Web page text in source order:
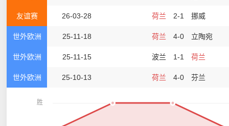
友谊赛 26-03-28 荷兰 2-1 挪威
世外欧洲 25-11-18 荷兰 4-0 立陶宛
世外欧洲 25-11-15 波兰 1-1 荷兰
世外欧洲 25-10-13 荷兰 4-0 芬兰
胜